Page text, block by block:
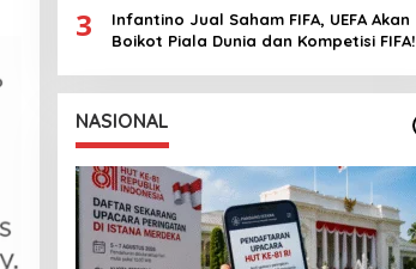
3
Infantino Jual Saham FIFA, UEFA Akan
Boikot Piala Dunia dan Kompetisi FIFA!
NASIONAL